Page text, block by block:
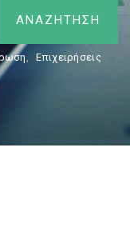
, Επιχειρήσεις